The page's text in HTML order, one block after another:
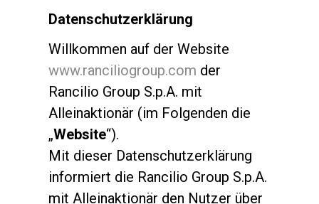
Datenschutzerklärung
Willkommen auf der Website
www.ranciliogroup.com der
Rancilio Group S.p.A. mit
Alleinaktionär (im Folgenden die
„Website“).
Mit dieser Datenschutzerklärung
informiert die Rancilio Group S.p.A.
mit Alleinaktionär den Nutzer über
Nachrichten
Our brands
Gruppe